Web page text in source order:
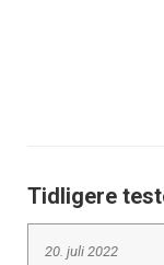
Tidligere
20. juli 2022